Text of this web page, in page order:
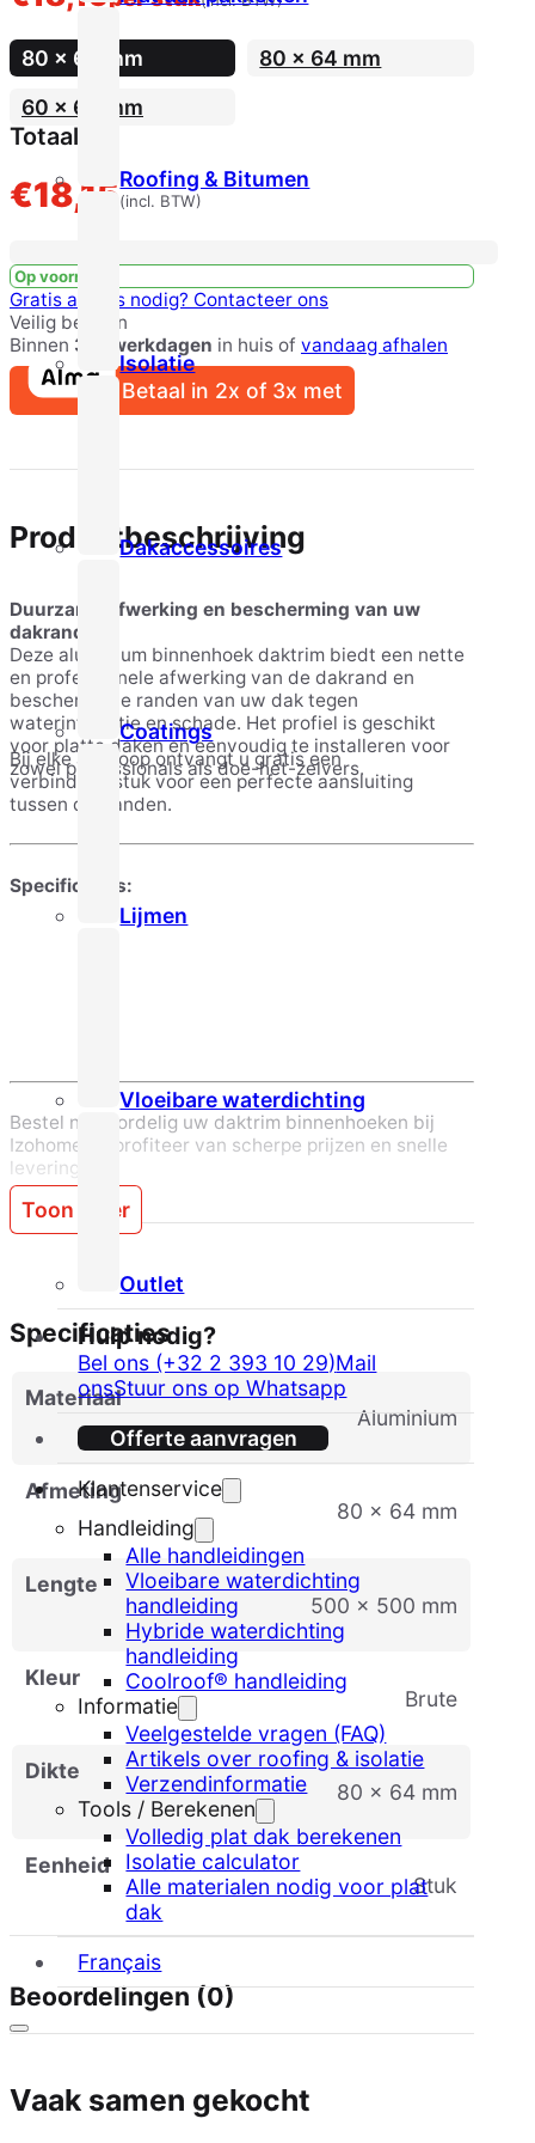
Roofing & Bitumen
Isolatie
Dakaccessoires
Coatings
Lijmen
Vloeibare waterdichting
Outlet
Hulp nodig?
Bel ons (+32 2 393 10 29)Mail
onsStuur ons op Whatsapp
Offerte aanvragen
Klantenservice
Handleiding
Alle handleidingen
Vloeibare waterdichting
handleiding
Hybride waterdichting
handleiding
Coolroof® handleiding
Informatie
Veelgestelde vragen (FAQ)
Artikels over roofing & isolatie
Verzendinformatie
Tools / Berekenen
Volledig plat dak berekenen
Isolatie calculator
Alle materialen nodig voor plat
dak
Français
80 x 64 mm
80 x 64 mm
60 x 64 mm
Totaal
€18,15(incl. BTW)
Op voorraad
Gratis advies nodig? Contacteer ons
Veilig betalen
Binnen 3-5 werkdagen in huis of vandaag afhalen
Betaal in 2x of 3x met
Productbeschrijving
Duurzame afwerking en bescherming van uw
dakrand
Deze aluminium binnenhoek daktrim biedt een nette
en professionele afwerking van de dakrand en
beschermt de randen van uw dak tegen
waterinfiltratie en schade. Het profiel is geschikt
voor platte daken en eenvoudig te installeren voor
zowel professionals als doe-het-zelvers.
Bij elke aankoop ontvangt u gratis een
verbindingsstuk voor een perfecte aansluiting
tussen dakranden.
Specificaties:
Bestel nu voordelig uw daktrim binnenhoeken bij
Izohome en profiteer van scherpe prijzen en snelle
levering.
Toon meer
Specificaties
Materiaal
Aluminium
Afmeting
80 x 64 mm
Lengte
500 x 500 mm
Kleur
Brute
Dikte
80 x 64 mm
Eenheid
stuk
Beoordelingen (0)
Vaak samen gekocht